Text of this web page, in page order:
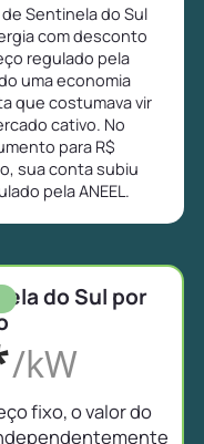
Sentinela do Sul
com desconto
regulado pela
uma economia
que costumava vir
cativo. No
para R$
sua conta subiu
pela ANEEL.
do Sul por
/kW
fixo, o valor do